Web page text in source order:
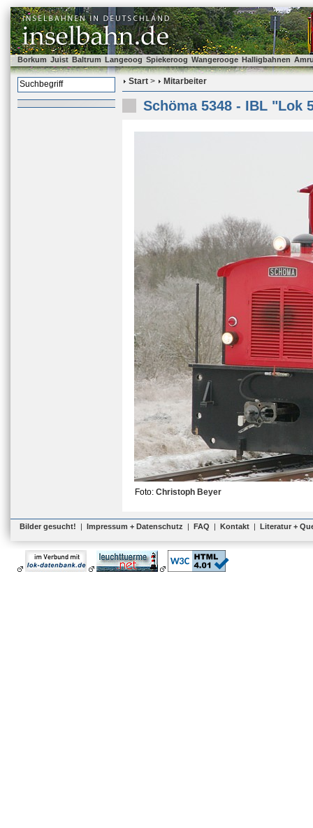
Borkum Juist Baltrum Langeoog Spiekeroog Wangerooge Halligbahnen
Start > Mitarbeiter
Schöma 5348 - IBL "Lok
Foto: Christoph Beyer
Bilder gesucht! | Impressum + Datenschutz | FAQ | Kontakt | Literatur +